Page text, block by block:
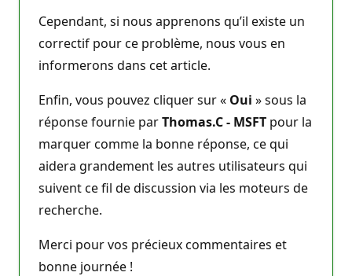
Cependant, si nous apprenons qu’il existe un
correctif pour ce problème, nous vous en
informerons dans cet article.
Enfin, vous pouvez cliquer sur « Oui » sous la
réponse fournie parThomas.C - MSFT pour la
marquer comme la bonne réponse, ce qui
aidera grandement les autres utilisateurs qui
suivent ce fil de discussion via les moteurs de
recherche.
Merci pour vos précieux commentaires et
bonne journée !